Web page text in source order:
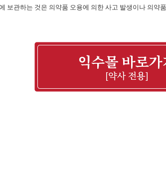
보관하는 것은 의약품 오용에 의한 사고 발생이나 의약